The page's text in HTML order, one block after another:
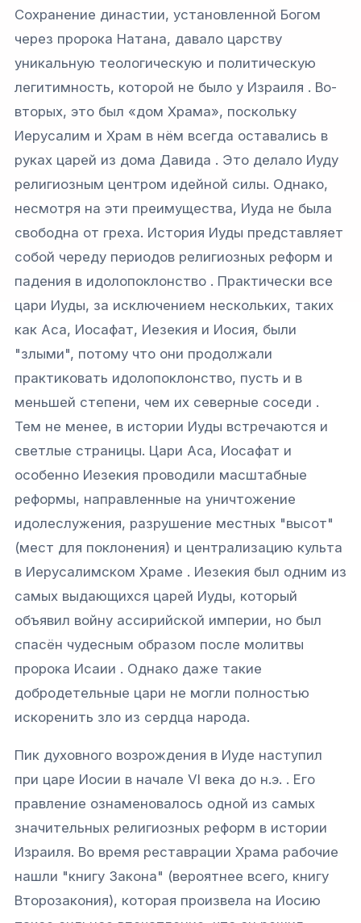
Сохранение династии, установленной Богом
через пророка Натана, давало царству
уникальную теологическую и политическую
легитимность, которой не было у Израиля . Во-
вторых, это был «дом Храма», поскольку
Иерусалим и Храм в нём всегда оставались в
руках царей из дома Давида . Это делало Иуду
религиозным центром идейной силы. Однако,
несмотря на эти преимущества, Иуда не была
свободна от греха. История Иуды представляет
собой череду периодов религиозных реформ и
падения в идолопоклонство . Практически все
цари Иуды, за исключением нескольких, таких
как Аса, Иосафат, Иезекия и Иосия, были
"злыми", потому что они продолжали
практиковать идолопоклонство, пусть и в
меньшей степени, чем их северные соседи .
Тем не менее, в истории Иуды встречаются и
светлые страницы. Цари Аса, Иосафат и
особенно Иезекия проводили масштабные
реформы, направленные на уничтожение
идолеслужения, разрушение местных "высот"
(мест для поклонения) и централизацию культа
в Иерусалимском Храме . Иезекия был одним из
самых выдающихся царей Иуды, который
объявил войну ассирийской империи, но был
спасён чудесным образом после молитвы
пророка Исаии . Однако даже такие
добродетельные цари не могли полностью
искоренить зло из сердца народа.
Пик духовного возрождения в Иуде наступил
при царе Иосии в начале VI века до н.э. . Его
правление ознаменовалось одной из самых
значительных религиозных реформ в истории
Израиля. Во время реставрации Храма рабочие
нашли "книгу Закона" (вероятнее всего, книгу
Второзакония), которая произвела на Иосию
Связаться с нами